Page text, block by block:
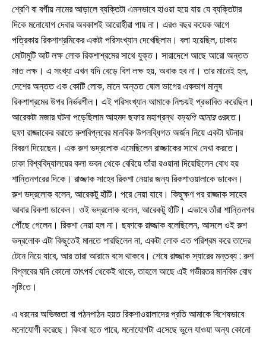
শ্রেণি বা বর্গীয় নামের আড়ালে ব্যক্তিটা এমনভাবে হাওয়া হয়ে যায় যে ব্যক্তিটার
দিকে মনোযোগ দেবার অবকাশই আরোহীরা পায় না। এরও বছর কয়েক আগে
পত্রিকায় রিকশাশ্রমিকের একটা পরিসংখ্যান দেখেছিলাম। বলা হয়েছিল, ঢাকায়
মোটামুটি আট লক্ষ লোক রিকশাশ্রমের সাথে যুক্ত। সারাদেশে আছে আরো অন্তত
সাত লক্ষ। এ সংখ্যা এখন যদি বেড়ে বিশ লক্ষ হয়, অবাক হব না। তার মানেই হল,
দেশের অন্তত এক কোটি লোক, মানে অন্তত ষোল ভাগের একভাগ মানুষ
রিকশাশ্রমের উপর নির্ভরশীল। এই পরিসংখ্যান আমাকে নিশ্চয়ই প্রভাবিত করেছিল।
আরেকটা মজার ঘটনা পড়েছিলাম আহমদ ছফার মহাগ্রন্থ যদ্যপি আমার গুরুতে।
ছফা রাজ্জাকের বরাতে রুশবিপ্লবের মানবিক উপলব্ধিগত অর্জন নিয়ে একটা ঘটনার
বিবরণ দিয়েছেন। এক রুশ ভদ্রলোক এসেছিলেন রাজ্জাকের সাথে দেখা করতে।
ঢাকা বিশ্ববিদ্যালয়ের কলা ভবন থেকে বেরিয়ে তাঁরা রওয়ানা দিয়েছিলেন বোধ হয়
শান্তিনগরের দিকে। রাজ্জাক সাহেব রিকশা নেয়ার জন্য রিকশাওয়ালাকে ডাকেন।
রুশ ভদ্রলোক বলেন, আরেকটু হাঁটি। পরে নেয়া যাবে। কিছুক্ষণ পর রাজ্জাক সাহেব
আবার রিকশা ডাকেন। ওই ভদ্রলোক বলেন, আরেকটু হাঁটি। এভাবে তাঁরা শান্তিনগর
পৌঁছে গেলেন। রিকশা নেয়া হল না। ছফাকে রাজ্জাক বলেছিলেন, আসলে ওই রুশ
ভদ্রলোক এটা কিছুতেই মানতে পারছিলেন না, একটা লোক এত পরিশ্রম করে তাদের
টেনে নিয়ে যাবে, আর তারা আরামে বসে থাকবে। শেষে রাজ্জাক স্যারের মন্তব্য : রুশ
বিপ্লবের যদি কোনো তাৎপর্য থেকেই থাকে, তাহলে আছে এই গভীরতর মানবিক বোধ
সৃষ্টিতে।
এ ধরনের অভিজ্ঞতা বা পঠনপাঠন হয়ত রিকশাওয়ালাদের প্রতি আমাকে বিশেষভাবে
মনোযোগী করেছে। কিংবা হতে পারে, মনোযোগটা এসেছে ভুলে যাওয়া অন্য কোনো